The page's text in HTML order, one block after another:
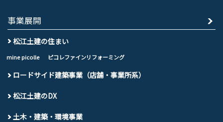
事業展開
松江土建の住まい
mine picolle ピコレファインリフォーミング
ロードサイド建築事業（店舗・事業所系）
松江土建のDX
土木・建築・環境事業